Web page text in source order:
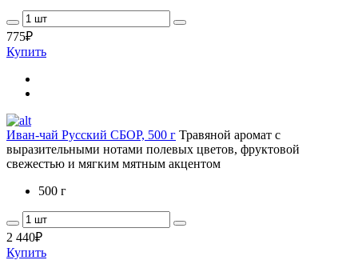
775₽
Купить
Иван-чай Русский СБОР, 500 г Травяной аромат с
выразительными нотами полевых цветов, фруктовой
свежестью и мягким мятным акцентом
500 г
2 440₽
Купить